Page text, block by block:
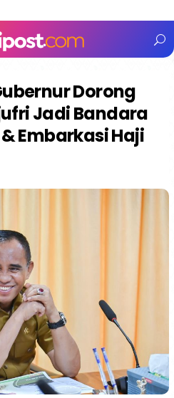
Dorong
Jadi Bandara
Embarkasi Haji